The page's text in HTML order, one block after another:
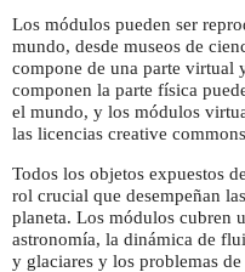
Los módulos pueden ser
mundo, desde museos de
compone de una parte virtual
componen la parte física
el mundo, y los módulos
las licencias creative
Todos los objetos expuestos
rol crucial que desempeñan
planeta. Los módulos cubren
astronomía, la dinámica de
y glaciares y los problemas